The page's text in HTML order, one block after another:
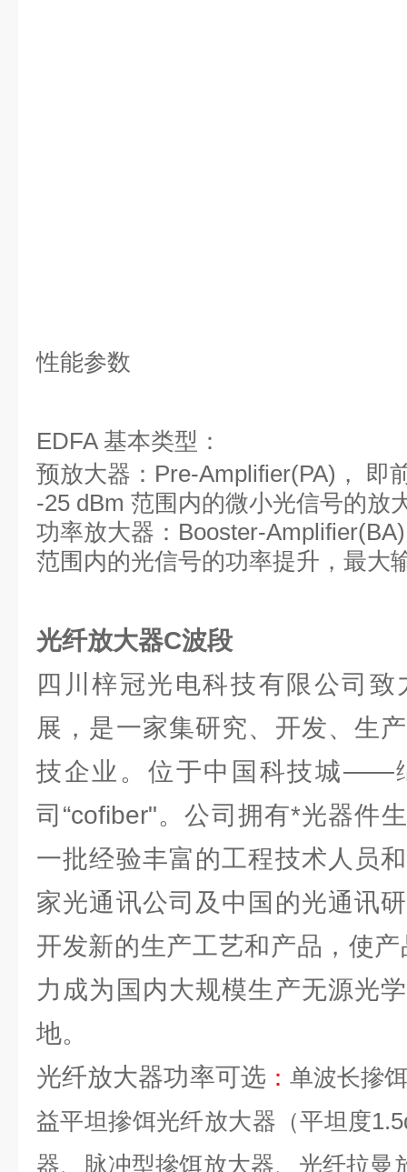
性能参数
EDFA 基本类型：
预放大器：Pre-Amplifier(PA)， 即
-25 dBm 范围内的微小光信号的放
功率放大器：Booster-
范围内的光信号的功率提升，最大
光纤放大器C波段
四川梓冠光电科技有限公司
展，是一家集研究、开发、生
技企业。位于中国科技城——
司“cofiber"。公司拥有*光器件
一批经验丰富的工程技术人员
家光通讯公司及中国的光通讯
开发新的生产工艺和产品，使
力成为国内大规模生产无源光
地。
光纤放大器功率可选 ： 单波长摻
益平坦摻饵光纤放大器（平坦度
器、脉冲型摻饵放大器、光纤拉曼